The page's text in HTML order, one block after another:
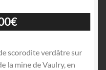
€
scorodite verdâtre sur
la mine de Vaulry, en